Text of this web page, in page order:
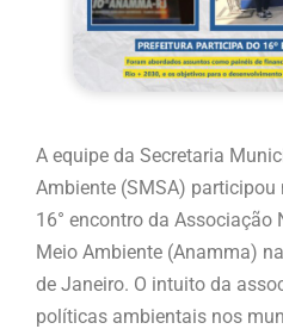
A equipe da Secretaria
Ambiente (SMSA)
16° encontro da
Meio Ambiente (Anamma)
de Janeiro. O intuito da
políticas ambientais nos